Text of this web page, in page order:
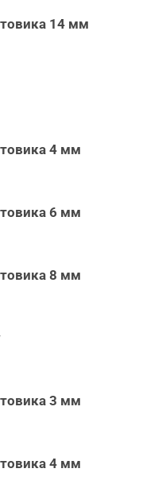
14 мм
4 мм
6 мм
8 мм
3 мм
4 мм